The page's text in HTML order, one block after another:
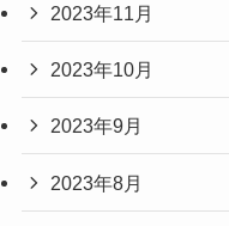
2023年11月
2023年10月
2023年9月
2023年8月